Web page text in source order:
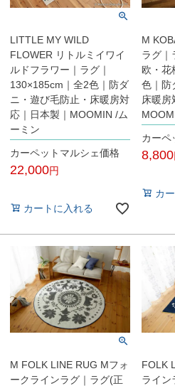
LITTLE MY WILD
FLOWER リトルミイワイ
ルドフラワー｜ラグ｜
130×185cm｜全2色｜防ダ
ニ・遊び毛防止・床暖房対
応｜日本製｜MOOMIN /ム
ーミン
カーペットマルシェ価格
22,000
カートに入れる
M
ラグ｜
欧・花
色｜防
床暖房
カーペ
8,800
カ
M FOLK LINE RUG Mフォ
ークラインラグ｜ラグ(正
FOLK
ライン